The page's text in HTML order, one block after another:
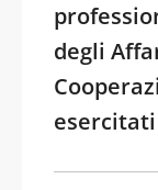
degli